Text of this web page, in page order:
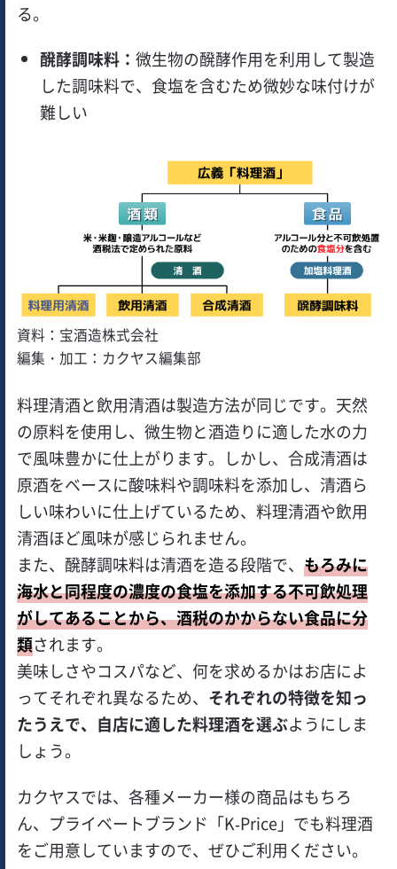
る。
醗酵調味料： 微生物の醗酵作用を利用して製造
した調味料で、食塩を含むため微妙な味付けが
難しい
資料：宝酒造株式会社
編集・加工：カクヤス編集部
料理清酒と飲用清酒は製造方法が同じです。天然
の原料を使用し、微生物と酒造りに適した水の力
で風味豊かに仕上がります。しかし、合成清酒は
原酒をベースに酸味料や調味料を添加し、清酒ら
しい味わいに仕上げているため、料理清酒や飲用
清酒ほど風味が感じられません。
また、醗酵調味料は清酒を造る段階で、もろみに
海水と同程度の濃度の食塩を添加する不可飲処理
がしてあることから、酒税のかからない食品に分
類されます。
美味しさやコスパなど、何を求めるかはお店によ
ってそれぞれ異なるため、 それぞれの特徴を知っ
たうえで、自店に適した料理酒を選ぶようにしま
しょう。
カクヤスでは、各種メーカー様の商品はもちろ
ん、プライベートブランド「K-Price」でも料理酒
をご用意していますので、ぜひご利用ください。